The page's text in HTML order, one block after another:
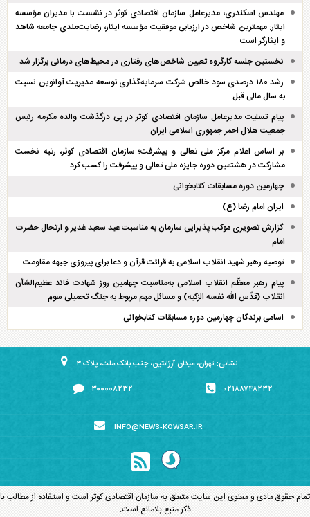
مهندس اسکندری، مدیرعامل سازمان اقتصادی کوثر در نشست با مدیران مؤسسه
ایثار: مهمترین شاخص در ارزیابی موفقیت مؤسسه ایثار، رضایت‌مندی جامعه شاهد
و ایثارگر است
نخستین جلسه کارگروه تعیین شاخص‌های رفتاری در محیط‌های درمانی برگزار شد
رشد ۱۸۰ درصدی سود خالص شرکت سرمایه‌گذاری توسعه مدیریت آوانوین نسبت
به سال مالی قبل
پیام تسلیت مدیرعامل سازمان اقتصادی کوثر در پی درگذشت والده مکرمه رئیس
جمعیت هلال احمر جمهوری اسلامی ایران
بر اساس اعلام مرکز ملی تعالی و پیشرفت؛ سازمان اقتصادی کوثر، رتبه نخست
مشارکت در هشتمین دوره جایزه ملی تعالی و پیشرفت را کسب کرد
چهارمین دوره مسابقات کتابخوانی
ایران امام رضا (ع)
گزارش تصویری موکب پذیرایی سازمان به مناسبت عید سعید غدیر و ارتحال حضرت
امام
توصیه رهبر شهید انقلاب اسلامی به قرائت قرآن و دعا برای پیروزی جبهه مقاومت
پیام رهبر معظّم انقلاب اسلامی به‌مناسبت چهلمین روز شهادت قائد عظیم‌الشأن
انقلاب (قدّس الله نفسه الزکیه) و مسائل مهم مربوط به جنگ تحمیلی سوم
اسامی برندگان چهارمین دوره مسابقات کتابخوانی
نشانی: تهران، میدان آرژانتین، جنب بانک ملت، پلاک ۳
۰۲۱۸۸۷۴۸۲۳۲ ۳۰۰۰۰۸۲۳۲
INFO@NEWS-KOWSAR.IR
تمام حقوق مادی و معنوی این سایت متعلق به سازمان اقتصادی کوثر است و استفاده از مطالب با
ذکر منبع بلامانع است.